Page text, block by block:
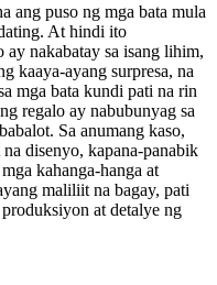
ang puso ng mga bata mula
At hindi ito
nakabatay sa isang lihim,
kaaya-ayang surpresa, na
mga bata kundi pati na rin
regalo ay nabubunyag sa
Sa anumang kaso,
disenyo, kapana-panabik
kahanga-hanga at
maliliit na bagay, pati
at detalye ng